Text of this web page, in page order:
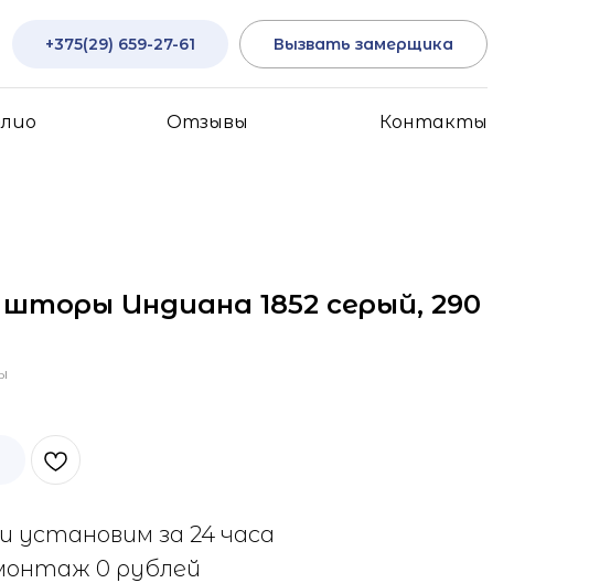
+375(29) 659-27-61 Вызвать замерщика
Отзывы Контакты
Индиана 1852 серый, 290
установим за 24 часа
0 рублей